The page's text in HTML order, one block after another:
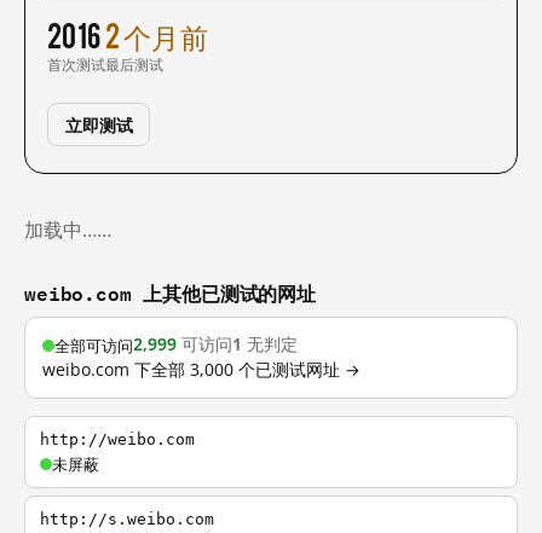
2016
首次测试
2 个月前
最后测试
立即测试
加载中……
weibo.com 上其他已测试的网址
全部可访问2,999 可访问1 无判定
weibo.com 下全部 3,000 个已测试网址 →
http://weibo.com
未屏蔽
http://s.weibo.com